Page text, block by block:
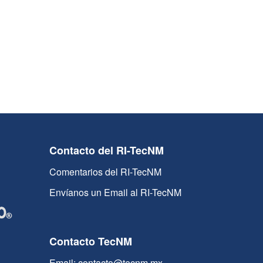
Contacto del RI-TecNM
Comentarios del RI-TecNM
Envíanos un Email al RI-TecNM
Contacto TecNM